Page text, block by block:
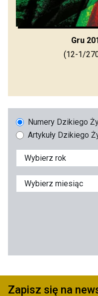
Gru
(12-1/
Numery Dzikiego
Artykuły Dzikiego
Zapisz się na